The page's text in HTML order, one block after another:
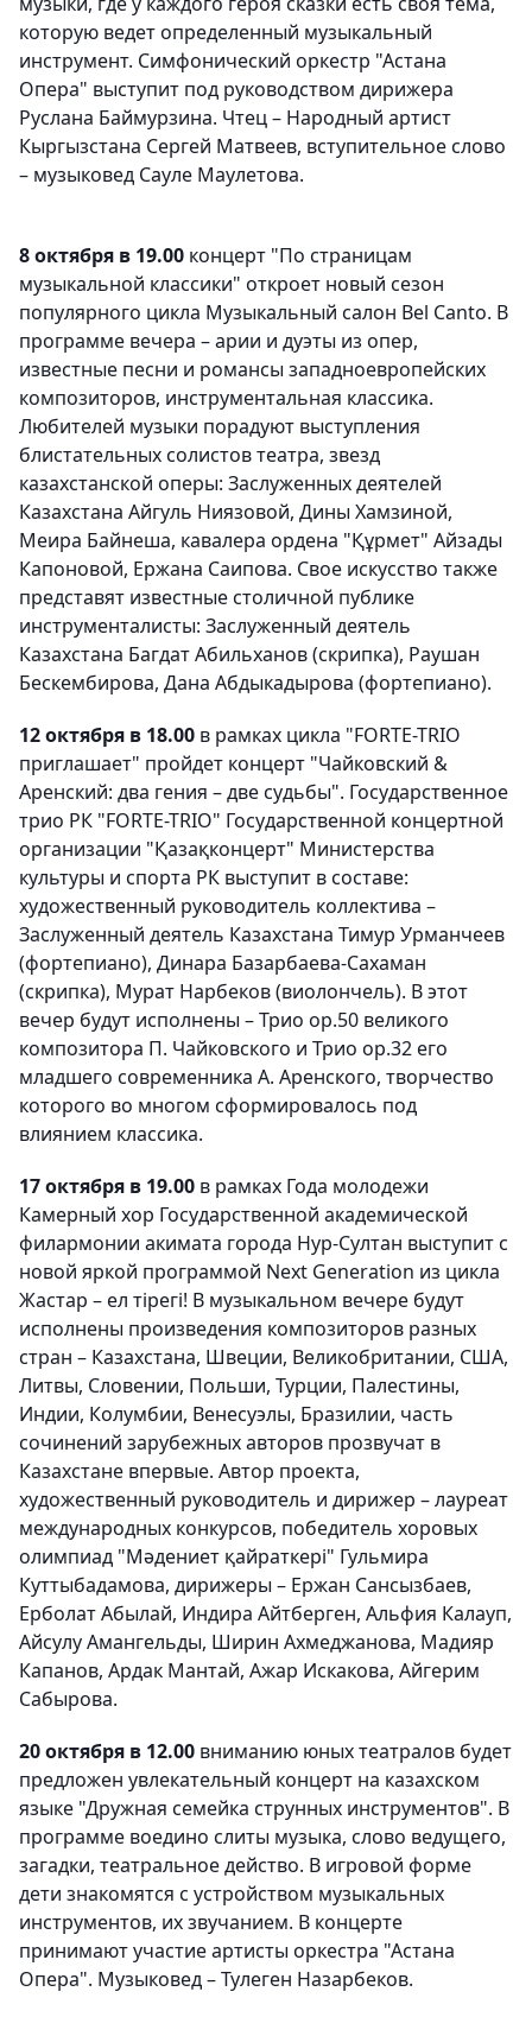
которую ведет определенный музыкальный
инструмент. Симфонический оркестр "Астана
Опера" выступит под руководством дирижера
Руслана Баймурзина. Чтец – Народный артист
Кыргызстана Сергей Матвеев, вступительное слово
– музыковед Сауле Маулетова.
8 октября в 19.00 концерт "По страницам
музыкальной классики" откроет новый сезон
популярного цикла Музыкальный салон Bel Canto. В
программе вечера – арии и дуэты из опер,
известные песни и романсы западноевропейских
композиторов, инструментальная классика.
Любителей музыки порадуют выступления
блистательных солистов театра, звезд
казахстанской оперы: Заслуженных деятелей
Казахстана Айгуль Ниязовой, Дины Хамзиной,
Меира Байнеша, кавалера ордена "Құрмет" Айзады
Капоновой, Ержана Саипова. Свое искусство также
представят известные столичной публике
инструменталисты: Заслуженный деятель
Казахстана Багдат Абильханов (скрипка), Раушан
Бескембирова, Дана Абдыкадырова (фортепиано).
12 октября в 18.00 в рамках цикла "FORTE-TRIO
приглашает" пройдет концерт "Чайковский &
Аренский: два гения – две судьбы". Государственное
трио РК "FORTE-TRIO" Государственной концертной
организации "Қазақконцерт" Министерства
культуры и спорта РК выступит в составе:
художественный руководитель коллектива –
Заслуженный деятель Казахстана Тимур Урманчеев
(фортепиано), Динара Базарбаева-Сахаман
(скрипка), Мурат Нарбеков (виолончель). В этот
вечер будут исполнены – Трио op.50 великого
композитора П. Чайковского и Трио ор.32 его
младшего современника А. Аренского, творчество
которого во многом сформировалось под
влиянием классика.
17 октября в 19.00 в рамках Года молодежи
Камерный хор Государственной академической
филармонии акимата города Нур-Султан выступит с
новой яркой программой Next Generation из цикла
Жастар – ел тірегі! В музыкальном вечере будут
исполнены произведения композиторов разных
стран – Казахстана, Швеции, Великобритании, США,
Литвы, Словении, Польши, Турции, Палестины,
Индии, Колумбии, Венесуэлы, Бразилии, часть
сочинений зарубежных авторов прозвучат в
Казахстане впервые. Автор проекта,
художественный руководитель и дирижер – лауреат
международных конкурсов, победитель хоровых
олимпиад "Мәдениет қайраткері" Гульмира
Куттыбадамова, дирижеры – Ержан Сансызбаев,
Ерболат Абылай, Индира Айтберген, Альфия Калауп,
Айсулу Амангельды, Ширин Ахмеджанова, Мадияр
Капанов, Ардак Мантай, Ажар Искакова, Айгерим
Сабырова.
20 октября в 12.00 вниманию юных театралов будет
предложен увлекательный концерт на казахском
языке "Дружная семейка струнных инструментов". В
программе воедино слиты музыка, слово ведущего,
загадки, театральное действо. В игровой форме
дети знакомятся с устройством музыкальных
инструментов, их звучанием. В концерте
принимают участие артисты оркестра "Астана
Опера". Музыковед – Тулеген Назарбеков.